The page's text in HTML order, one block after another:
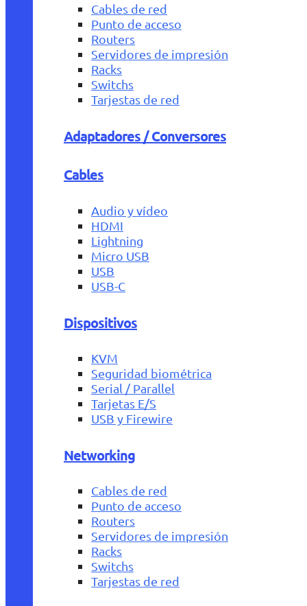
Cables de red
Punto de acceso
Routers
Servidores de impresión
Racks
Switchs
Tarjestas de red
Adaptadores / Conversores
Cables
Audio y vídeo
HDMI
Lightning
Micro USB
USB
USB-C
Dispositivos
KVM
Seguridad biométrica
Serial / Parallel
Tarjetas E/S
USB y Firewire
Networking
Cables de red
Punto de acceso
Routers
Servidores de impresión
Racks
Switchs
Tarjestas de red